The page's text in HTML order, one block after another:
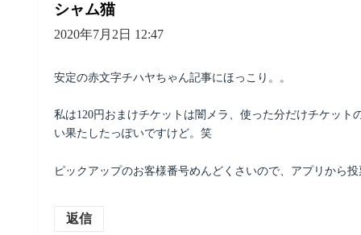
シャム猫よ
り:
2020年7月2日 12:47
安定の赤文字チハヤちゃん記事にほっこり。。
私は120円おまけチケットは闇メラ、使った分だけチケッ
い果たしたっぽいですけど。笑
ピックアップのお客様番号めんどくさいので、アプリから
返信